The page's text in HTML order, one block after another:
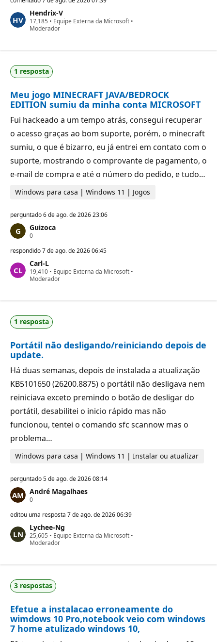
o
s
d
u
t
a
ã
o
Hendrix-V
17,185 P
o
d
e
r
p
u
t
ç
o
• Equipe Externa da Microsoft •
Moderador
1 resposta
Meu jogo MINECRAFT JAVA/BEDROCK
EDITION sumiu da minha conta MICROSOFT
Fui hackeado a um tempo atrás, consegui recuperar
o acesso graças ao bom suporte, porém, o minecraft
sumiu, o que é bizarro, eu já entrei em contato com o
suporte, mostrando o comprovante de pagamento, o
e-mail de compra e até o número do pedido, e tudo…
Windows para casa | Windows 11 | Jogos
perguntado6 de ago. de 2026 23:06
Guizoca
0P
n
o
s
d
u
t
a
ã
o
respondido7 de ago. de 2026 06:45
Carl-L
19,410 P
o
d
e
r
p
u
ç
ã
o
• Equipe Externa da Microsoft •
Moderador
1 resposta
Portátil não desligando/reiniciando depois de
update.
Há duas semanas, depois de instalada a atualização
KB5101650 (26200.8875) o portátil não desligava nem
reiniciava exceto premindo o botão de desligar do
portátil, desabilitei o inicio rápido mas não
funcionou, tentei o comando sfc scannow mas o
problema…
Windows para casa | Windows 11 | Instalar ou atualizar
perguntado5 de ago. de 2026 08:14
André Magalhaes
0P
n
o
s
d
u
t
a
ã
o
editou uma resposta 7 de ago. de 2026 06:39
Lychee-Ng
25,605 P
o
d
e
r
p
u
t
a
• Equipe Externa da Microsoft •
Moderador
3 respostas
Efetue a instalacao erroneamente do
wimdows 10 Pro,notebook veio com windows
7 home atulizado windows 10,